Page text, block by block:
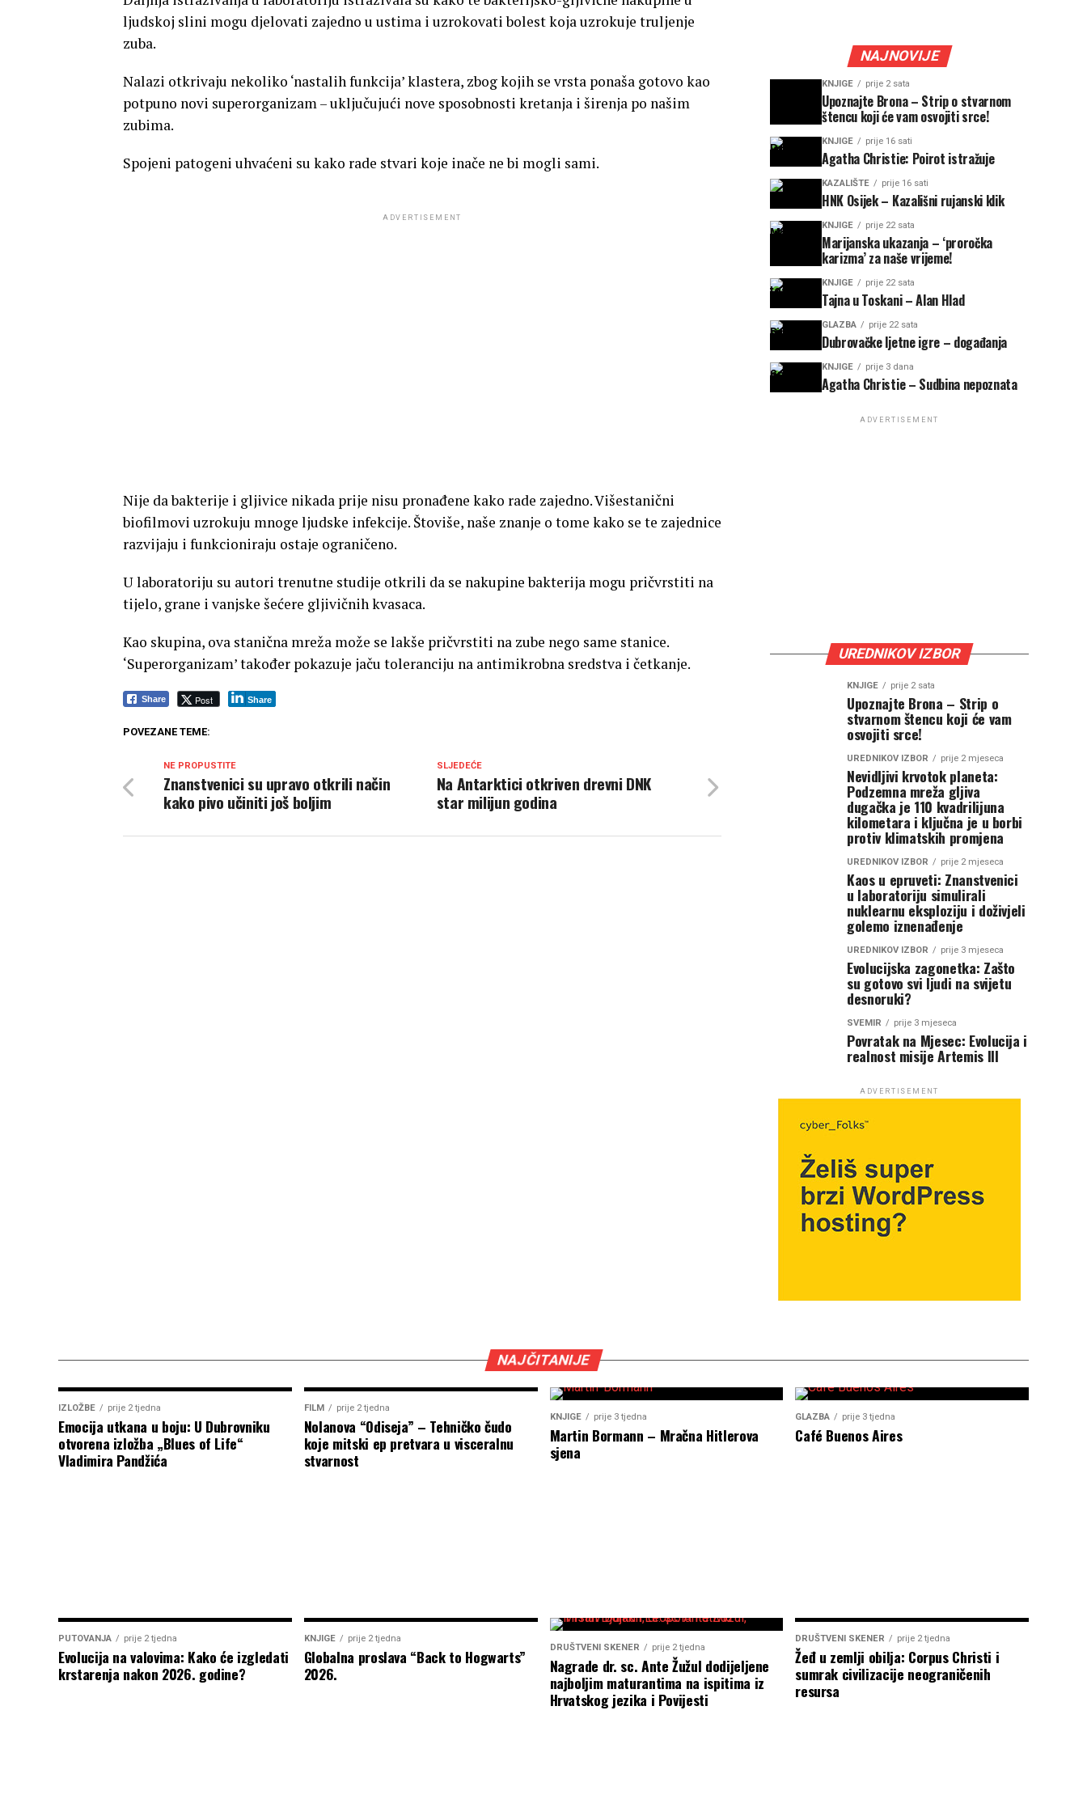
ljudskoj slini mogu djelovati zajedno u ustima i uzrokovati bolest koja uzrokuje truljenje
zuba.
Nalazi otkrivaju nekoliko ‘nastalih funkcija’ klastera, zbog kojih se vrsta ponaša gotovo kao
potpuno novi superorganizam – uključujući nove sposobnosti kretanja i širenja po našim
zubima.
Spojeni patogeni uhvaćeni su kako rade stvari koje inače ne bi mogli sami.
ADVERTISEMENT
Nije da bakterije i gljivice nikada prije nisu pronađene kako rade zajedno. Višestanični
biofilmovi uzrokuju mnoge ljudske infekcije. Štoviše, naše znanje o tome kako se te zajednice
razvijaju i funkcioniraju ostaje ograničeno.
U laboratoriju su autori trenutne studije otkrili da se nakupine bakterija mogu pričvrstiti na
tijelo, grane i vanjske šećere gljivičnih kvasaca.
Kao skupina, ova stanična mreža može se lakše pričvrstiti na zube nego same stanice.
‘Superorganizam’ također pokazuje jaču toleranciju na antimikrobna sredstva i četkanje.
Share Post Share
POVEZANE TEME:
SLJEDEĆE
Na Antarktici otkriven drevni DNK
star milijun godina
NE PROPUSTITE
Znanstvenici su upravo otkrili način
kako pivo učiniti još boljim
NAJNOVIJE
KNJIGE prije 2 sata
Upoznajte Brona – Strip o stvarnom
štencu koji će vam osvojiti srce!
KNJIGE prije 16 sati
Agatha Christie: Poirot istražuje
KAZALIŠTE prije 16 sati
HNK Osijek – Kazališni rujanski klik
KNJIGE prije 22 sata
Marijanska ukazanja – ‘proročka
karizma’ za naše vrijeme!
KNJIGE prije 22 sata
Tajna u Toskani – Alan Hlad
GLAZBA prije 22 sata
Dubrovačke ljetne igre – događanja
KNJIGE prije 3 dana
Agatha Christie – Sudbina nepoznata
ADVERTISEMENT
UREDNIKOV IZBOR
KNJIGE prije 2 sata
Upoznajte Brona – Strip o
stvarnom štencu koji će vam
osvojiti srce!
UREDNIKOV IZBOR prije 2 mjeseca
Nevidljivi krvotok planeta:
Podzemna mreža gljiva
dugačka je 110 kvadrilijuna
kilometara i ključna je u borbi
protiv klimatskih promjena
UREDNIKOV IZBOR prije 2 mjeseca
Kaos u epruveti: Znanstvenici
u laboratoriju simulirali
nuklearnu eksploziju i doživjeli
golemo iznenađenje
UREDNIKOV IZBOR prije 3 mjeseca
Evolucijska zagonetka: Zašto
su gotovo svi ljudi na svijetu
desnoruki?
SVEMIR prije 3 mjeseca
Povratak na Mjesec: Evolucija i
realnost misije Artemis III
ADVERTISEMENT
NAJČITANIJE
IZLOŽBE prije 2 tjedna
Emocija utkana u boju: U Dubrovniku
otvorena izložba „Blues of Life“
Vladimira Pandžića
FILM prije 2 tjedna
Nolanova “Odiseja” – Tehničko čudo
koje mitski ep pretvara u visceralnu
stvarnost
KNJIGE prije 3 tjedna
Martin Bormann – Mračna Hitlerova
sjena
GLAZBA prije 3 tjedna
Café Buenos Aires
PUTOVANJA prije 2 tjedna
Evolucija na valovima: Kako će izgledati
krstarenja nakon 2026. godine?
KNJIGE prije 2 tjedna
Globalna proslava “Back to Hogwarts”
2026.
DRUŠTVENI SKENER prije 2 tjedna
Nagrade dr. sc. Ante Žužul dodijeljene
najboljim maturantima na ispitima iz
Hrvatskog jezika i Povijesti
DRUŠTVENI SKENER prije 2 tjedna
Žeđ u zemlji obilja: Corpus Christi i
sumrak civilizacije neograničenih
resursa